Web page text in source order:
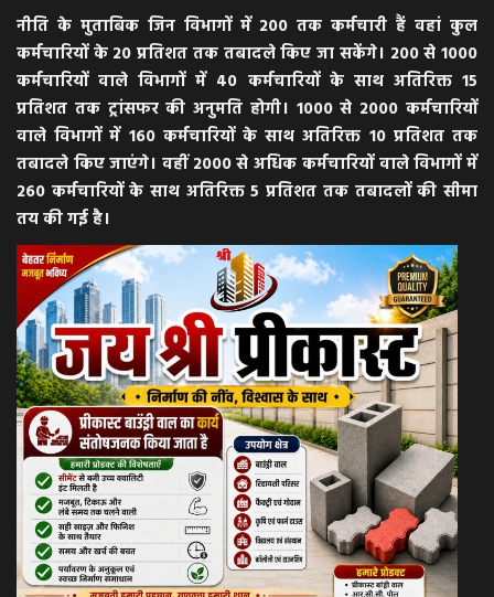
नीति के मुताबिक जिन विभागों में 200 तक कर्मचारी हैं वहां कुल
कर्मचारियों के 20 प्रतिशत तक तबादले किए जा सकेंगे। 200 से 1000
कर्मचारियों वाले विभागों में 40 कर्मचारियों के साथ अतिरिक्त 15
प्रतिशत तक ट्रांसफर की अनुमति होगी। 1000 से 2000 कर्मचारियों
वाले विभागों में 160 कर्मचारियों के साथ अतिरिक्त 10 प्रतिशत तक
तबादले किए जाएंगे। वहीं 2000 से अधिक कर्मचारियों वाले विभागों में
260 कर्मचारियों के साथ अतिरिक्त 5 प्रतिशत तक तबादलों की सीमा
तय की गई है।